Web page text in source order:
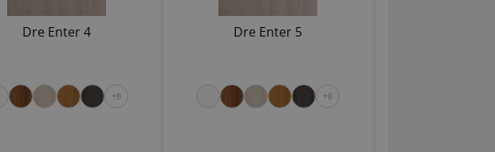
Dre Enter 4
+8
Dre Enter 5
+8